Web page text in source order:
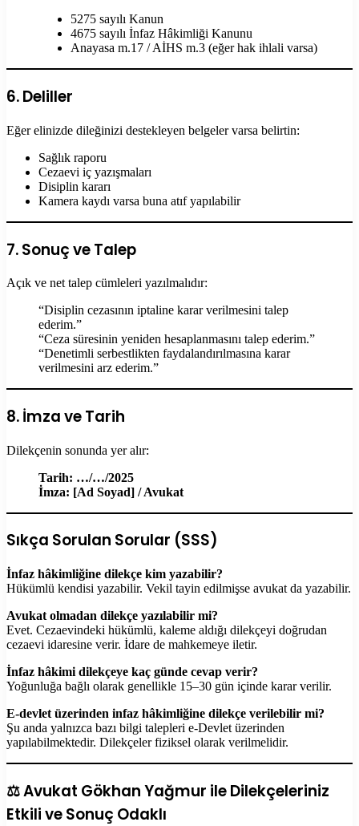
5275 sayılı Kanun
4675 sayılı İnfaz Hâkimliği Kanunu
Anayasa m.17 / AİHS m.3 (eğer hak ihlali varsa)
6. Deliller
Eğer elinizde dileğinizi destekleyen belgeler varsa belirtin:
Sağlık raporu
Cezaevi iç yazışmaları
Disiplin kararı
Kamera kaydı varsa buna atıf yapılabilir
7. Sonuç ve Talep
Açık ve net talep cümleleri yazılmalıdır:
“Disiplin cezasının iptaline karar verilmesini talep
ederim.”
“Ceza süresinin yeniden hesaplanmasını talep ederim.”
“Denetimli serbestlikten faydalandırılmasına karar
verilmesini arz ederim.”
8. İmza ve Tarih
Dilekçenin sonunda yer alır:
Tarih: …/…/2025
İmza: [Ad Soyad] / Avukat
Sıkça Sorulan Sorular (SSS)
İnfaz hâkimliğine dilekçe kim yazabilir?
Hükümlü kendisi yazabilir. Vekil tayin edilmişse avukat da yazabilir.
Avukat olmadan dilekçe yazılabilir mi?
Evet. Cezaevindeki hükümlü, kaleme aldığı dilekçeyi doğrudan
cezaevi idaresine verir. İdare de mahkemeye iletir.
İnfaz hâkimi dilekçeye kaç günde cevap verir?
Yoğunluğa bağlı olarak genellikle 15–30 gün içinde karar verilir.
E-devlet üzerinden infaz hâkimliğine dilekçe verilebilir mi?
Şu anda yalnızca bazı bilgi talepleri e-Devlet üzerinden
yapılabilmektedir. Dilekçeler fiziksel olarak verilmelidir.
⚖️ Avukat Gökhan Yağmur ile Dilekçeleriniz
Etkili ve Sonuç Odaklı